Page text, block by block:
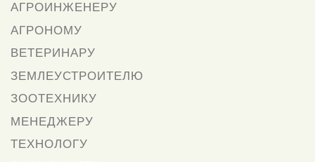
АГРОИНЖЕНЕРУ
АГРОНОМУ
ВЕТЕРИНАРУ
ЗЕМЛЕУСТРОИТЕЛЮ
ЗООТЕХНИКУ
МЕНЕДЖЕРУ
ТЕХНОЛОГУ